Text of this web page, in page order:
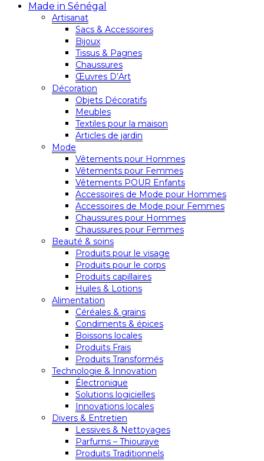
Made in Sénégal
Artisanat
Sacs & Accessoires
Bijoux
Tissus & Pagnes
Chaussures
Œuvres D’Art
Décoration
Objets Décoratifs
Meubles
Textiles pour la maison
Articles de jardin
Mode
Vêtements pour Hommes
Vêtements pour Femmes
Vêtements POUR Enfants
Accessoires de Mode pour Hommes
Accessoires de Mode pour Femmes
Chaussures pour Hommes
Chaussures pour Femmes
Beauté & soins
Produits pour le visage
Produits pour le corps
Produits capillaires
Huiles & Lotions
Alimentation
Céréales & grains
Condiments & épices
Boissons locales
Produits Frais
Produits Transformés
Technologie & Innovation
Électronique
Solutions logicielles
Innovations locales
Divers & Entretien
Lessives & Nettoyages
Parfums – Thiouraye
Produits Traditionnels